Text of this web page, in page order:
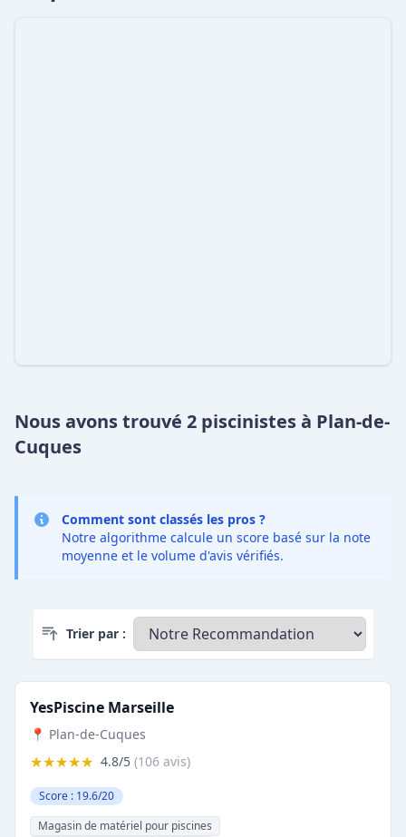
Nous avons trouvé 2 piscinistes à Plan-de-
Cuques
Comment sont classés les pros ?
Notre algorithme calcule un score basé sur la note
moyenne et le volume d'avis vérifiés.
Trier par :
YesPiscine Marseille
📍 Plan-de-Cuques
★★★★★ 4.8/5 (106 avis)
Score : 19.6/20
Magasin de matériel pour piscines